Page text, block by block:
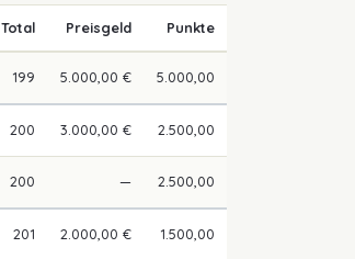
Total Preisgeld Punkte
199 5.000,00 € 5.000,00
200 3.000,00 € 2.500,00
200 — 2.500,00
201 2.000,00 € 1.500,00